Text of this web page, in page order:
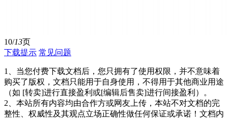
10/13页
下载提示 常见问题
1、当您付费下载文档后，您只拥有了使用权限，并不意味着
购买了版权，文档只能用于自身使用，不得用于其他商业用途
（如 [转卖]进行直接盈利或[编辑后售卖]进行间接盈利）。
2、本站所有内容均由合作方或网友上传，本站不对文档的完
整性、权威性及其观点立场正确性做任何保证或承诺！文档内